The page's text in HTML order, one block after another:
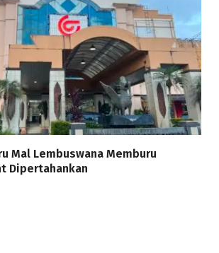
Mal Lembuswana Memburu
Dipertahankan